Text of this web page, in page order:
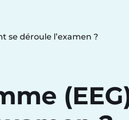
se déroule l’examen ?